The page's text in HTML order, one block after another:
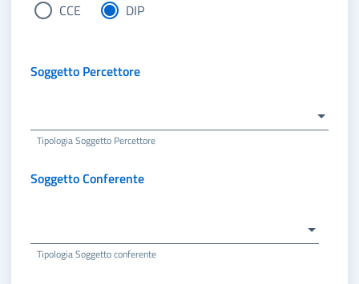
CCE DIP
Soggetto Percettore
Tipologia Soggetto Percettore
Soggetto Conferente
Tipologia Soggetto conferente